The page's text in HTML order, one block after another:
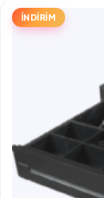
İNDİRİM